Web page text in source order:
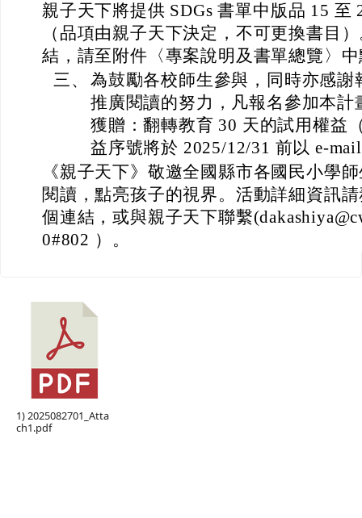
親子天下將提供 SDGs 書單中版品 15 至
（品項由親子天下決定，不可更換書目
結，請至附件〈專案說明及書單總覽〉
三、 為鼓勵各校師生參與，同時亦感
推廣閱讀的努力，凡報名參加本
獲贈：翻轉教育 30 天的試用權益
益序號將於 2025/12/31 前以 e-
《親子天下》敬邀全國縣市各國民小學
閱讀，點亮孩子的視界。活動詳細資訊
個連結，或與親子天下聯繫
0#802 ）。
1) 2025082701_Atta
ch1.pdf